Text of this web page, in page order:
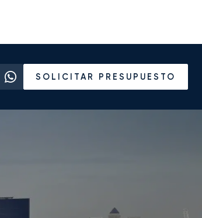
SOLICITAR PRESUPUESTO